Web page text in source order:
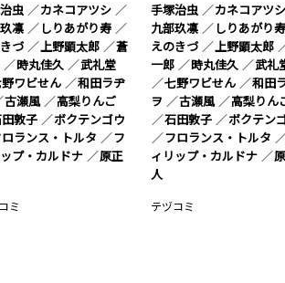
虫
カネコアツシ
凛
しりあがり寿
づ
上野顕太郎
蒼
時丸佳久
武礼堂
ワビせん
和田ラヂ
古瀬風
高梨りんご
敦子
ボクテンゴウ
ランス・トルタ
フ
プ・カルドナ
原正
ミ
手塚治虫
カネコアツシ
九部玖凛
しりあがり寿
えのきづ
上野顕太郎
一郎
時丸佳久
武礼
七野ワビせん
和田
ヲ
古瀬風
高梨りん
石田敦子
ボクテン
フロランス・トルタ
ィリップ・カルドナ
人
テヅコミ